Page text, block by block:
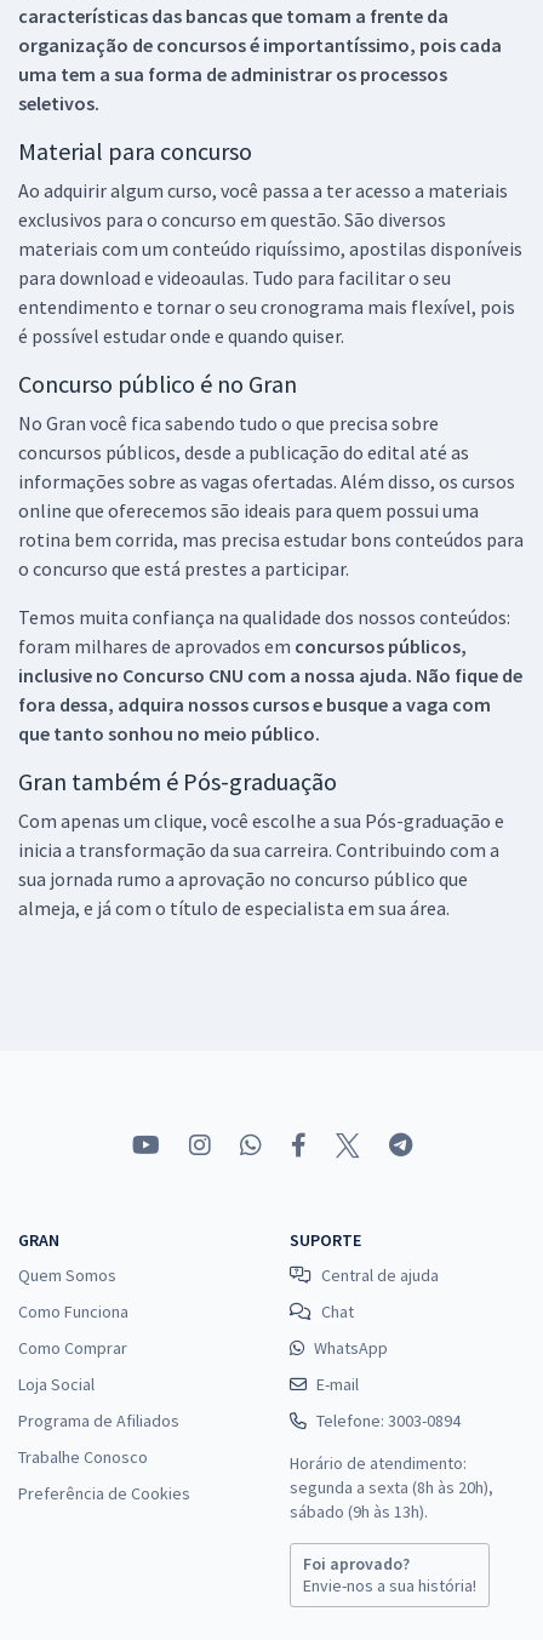
características das bancas que tomam a frente da
organização de concursos é importantíssimo, pois cada
uma tem a sua forma de administrar os processos
seletivos.
Material para concurso
Ao adquirir algum curso, você passa a ter acesso a materiais
exclusivos para o concurso em questão. São diversos
materiais com um conteúdo riquíssimo, apostilas disponíveis
para download e videoaulas. Tudo para facilitar o seu
entendimento e tornar o seu cronograma mais flexível, pois
é possível estudar onde e quando quiser.
Concurso público é no Gran
No Gran você fica sabendo tudo o que precisa sobre
concursos públicos, desde a publicação do edital até as
informações sobre as vagas ofertadas. Além disso, os cursos
online que oferecemos são ideais para quem possui uma
rotina bem corrida, mas precisa estudar bons conteúdos para
o concurso que está prestes a participar.
Temos muita confiança na qualidade dos nossos conteúdos:
foram milhares de aprovados em concursos públicos,
inclusive no Concurso CNU com a nossa ajuda. Não fique de
fora dessa, adquira nossos cursos e busque a vaga com
que tanto sonhou no meio público.
Gran também é Pós-graduação
Com apenas um clique, você escolhe a sua Pós-graduação e
inicia a transformação da sua carreira. Contribuindo com a
sua jornada rumo a aprovação no concurso público que
almeja, e já com o título de especialista em sua área.
GRAN
Quem Somos
Como Funciona
Como Comprar
Loja Social
Programa de Afiliados
Trabalhe Conosco
Preferência de Cookies
SUPORTE
Central de ajuda
Chat
WhatsApp
E-mail
Telefone: 3003-0894
Horário de atendimento:
segunda a sexta (8h às 20h),
sábado (9h às 13h).
Foi aprovado?
Envie-nos a sua história!